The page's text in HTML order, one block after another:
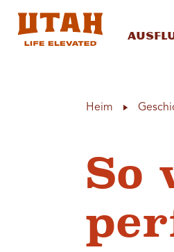
Heim
So